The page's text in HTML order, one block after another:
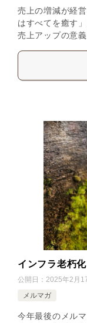
売上の増減が経
はすべてを癒す
売上アップの意
インフラ老朽
公開日： 2025年2月
メルマガ
今年最後のメル